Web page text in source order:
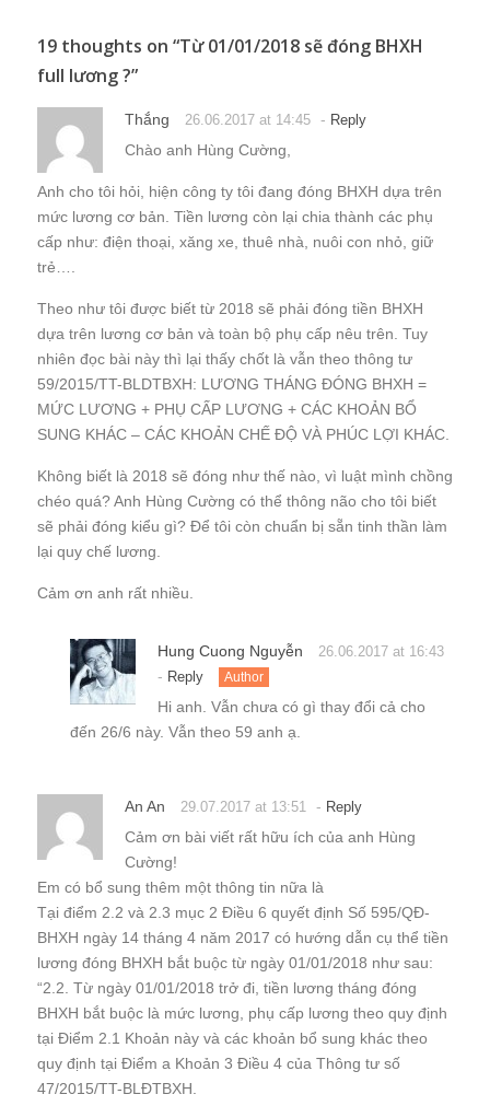
19 thoughts on “Từ 01/01/2018 sẽ đóng BHXH
full lương ?”
Thắng 26.06.2017 at 14:45 - Reply
Chào anh Hùng Cường,
Anh cho tôi hỏi, hiện công ty tôi đang đóng BHXH dựa trên
mức lương cơ bản. Tiền lương còn lại chia thành các phụ
cấp như: điện thoại, xăng xe, thuê nhà, nuôi con nhỏ, giữ
trẻ….
Theo như tôi được biết từ 2018 sẽ phải đóng tiền BHXH
dựa trên lương cơ bản và toàn bộ phụ cấp nêu trên. Tuy
nhiên đọc bài này thì lại thấy chốt là vẫn theo thông tư
59/2015/TT-BLDTBXH: LƯƠNG THÁNG ĐÓNG BHXH =
MỨC LƯƠNG + PHỤ CẤP LƯƠNG + CÁC KHOẢN BỔ
SUNG KHÁC – CÁC KHOẢN CHẾ ĐỘ VÀ PHÚC LỢI KHÁC.
Không biết là 2018 sẽ đóng như thế nào, vì luật mình chồng
chéo quá? Anh Hùng Cường có thể thông não cho tôi biết
sẽ phải đóng kiểu gì? Để tôi còn chuẩn bị sẵn tinh thần làm
lại quy chế lương.
Cảm ơn anh rất nhiều.
Hung Cuong Nguyễn 26.06.2017 at 16:43
- Reply Author
Hi anh. Vẫn chưa có gì thay đổi cả cho
đến 26/6 này. Vẫn theo 59 anh ạ.
An An 29.07.2017 at 13:51 - Reply
Cảm ơn bài viết rất hữu ích của anh Hùng
Cường!
Em có bổ sung thêm một thông tin nữa là
Tại điểm 2.2 và 2.3 mục 2 Điều 6 quyết định Số 595/QĐ-
BHXH ngày 14 tháng 4 năm 2017 có hướng dẫn cụ thể tiền
lương đóng BHXH bắt buộc từ ngày 01/01/2018 như sau:
“2.2. Từ ngày 01/01/2018 trở đi, tiền lương tháng đóng
BHXH bắt buộc là mức lương, phụ cấp lương theo quy định
tại Điểm 2.1 Khoản này và các khoản bổ sung khác theo
quy định tại Điểm a Khoản 3 Điều 4 của Thông tư số
47/2015/TT-BLĐTBXH.